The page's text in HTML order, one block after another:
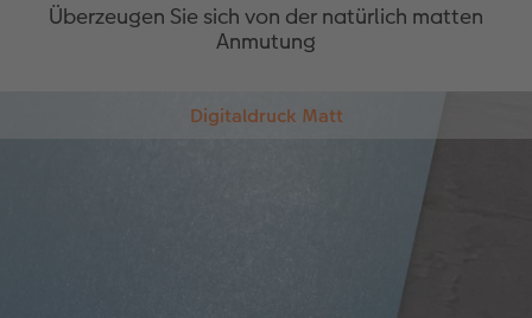
Überzeugen Sie sich von der natürlich matten
Anmutung